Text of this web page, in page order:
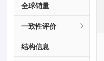
全球销量
一致性评价
结构信息